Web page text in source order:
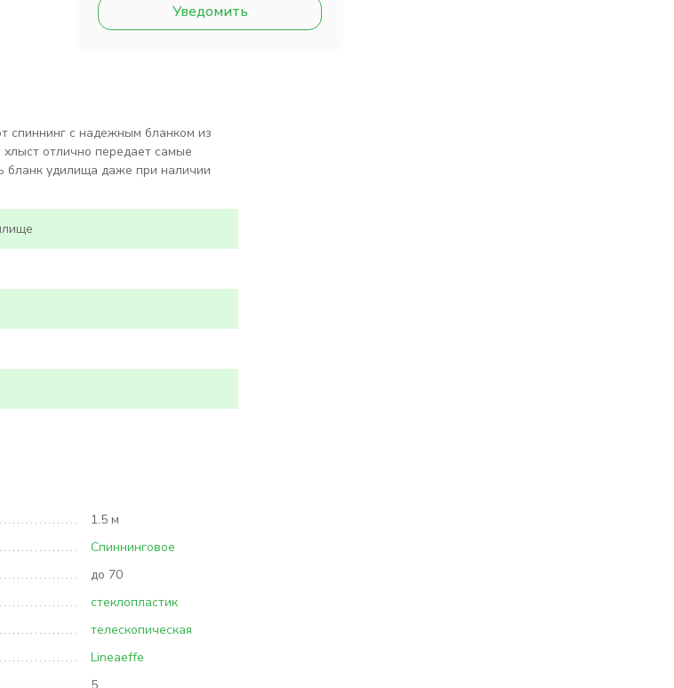
Уведомить
спиннинг с надежным бланком из
отлично передает самые
бланк удилища даже при наличии
1.5 м
Спиннинговое
до 70
стеклопластик
телескопическая
Lineaeffe